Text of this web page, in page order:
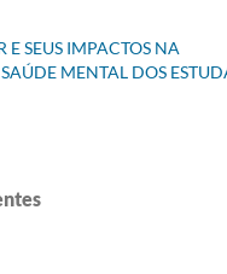
E SEUS IMPACTOS NA
MENTAL DOS